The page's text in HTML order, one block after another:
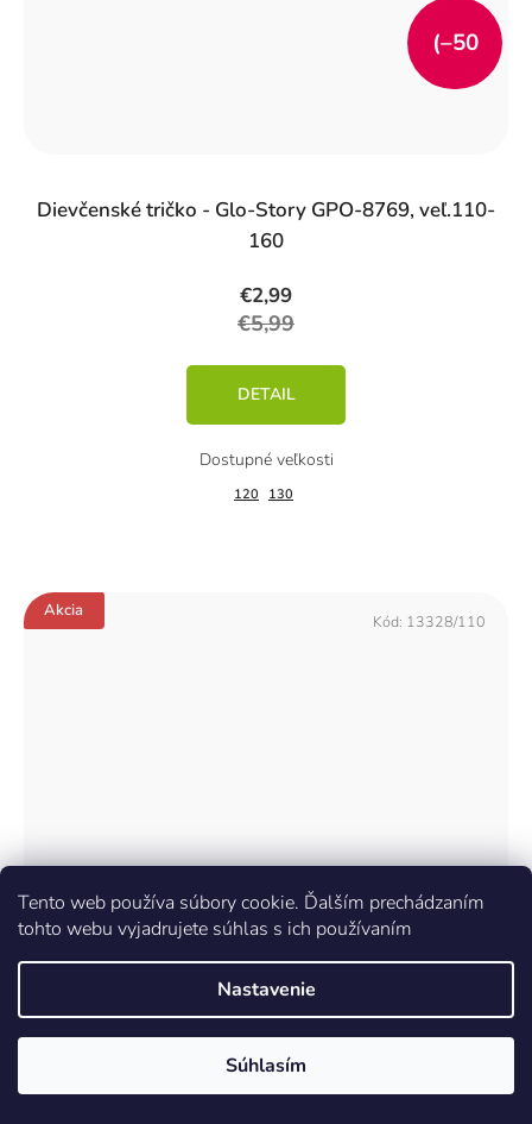
Tento web používa súbory cookie. Ďalším prechádzaním
tohto webu vyjadrujete súhlas s ich používaním
Nastavenie
Súhlasím
Dievčenské tričko - Glo-Story GPO-8769, veľ.110-
160
€2,99
€5,99
(–50
DETAIL
120 130
Akcia
Kód: 13328/110